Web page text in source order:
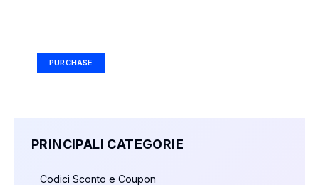
PURCHASE
PRINCIPALI CATEGORIE
Codici Sconto e Coupon